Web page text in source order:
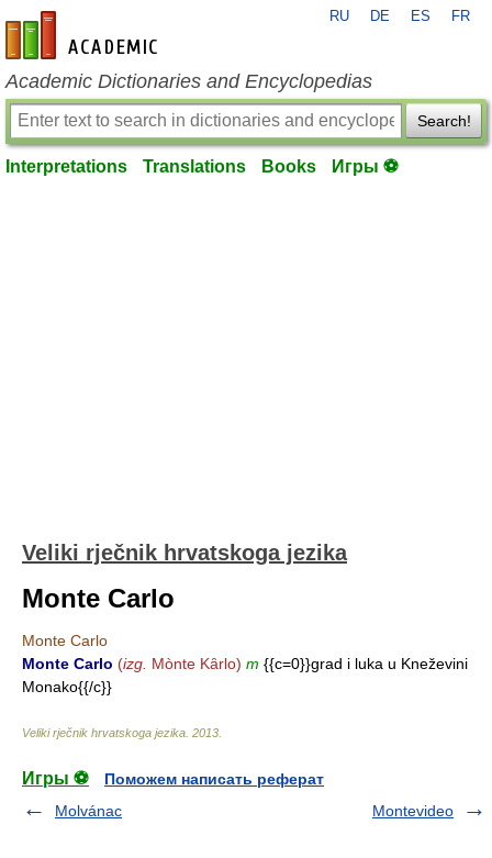
en-academic.com
RU DE ES FR
Academic Dictionaries and Encyclopedias
Search!
Interpretations Translations Books Игры ⚽
Veliki rječnik hrvatskoga jezika
Monte Carlo
Monte Carlo
Monte Carlo (izg. Mònte Kȃrlo) m {{c=0}}grad i luka u Kneževini
Monako{{/c}}
Veliki rječnik hrvatskoga jezika 2013
Игры ⚽
Поможем написать реферат
Molvánac
Montevideo